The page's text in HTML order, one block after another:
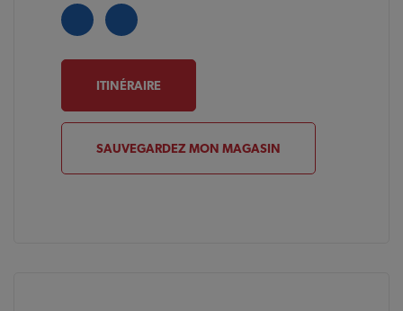
ITINÉRAIRE
SAUVEGARDEZ MON MAGASIN